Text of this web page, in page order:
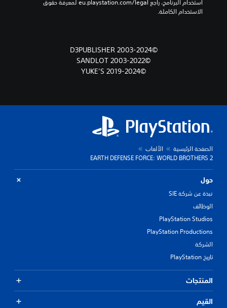
الاستخدام الكاملة.
©2003-2024 D3PUBLISHER
©2003-2022 SANDLOT
©2019-2024 YUKE’S
الصفحة الرئيسية
الألعاب
EARTH DEFENSE FORCE: WORLD BROTHERS 2
حول
نبذة عن شركة SIE
الوظائف
PlayStation Studios
PlayStation Productions
الشركة
تاريخ PlayStation
المنتجات
القيم